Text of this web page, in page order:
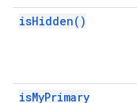
isHidden( )
isMyPrimary